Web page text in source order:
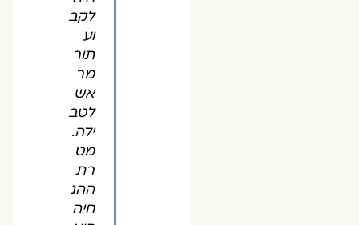
לקב
וע
תור
מר
אש
לטב
ילה.
מט
רת
ההנ
חיה